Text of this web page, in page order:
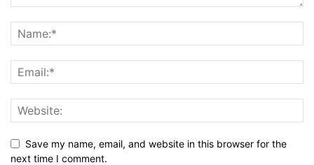
Save my name, email, and website in this browser for the
next time I comment.